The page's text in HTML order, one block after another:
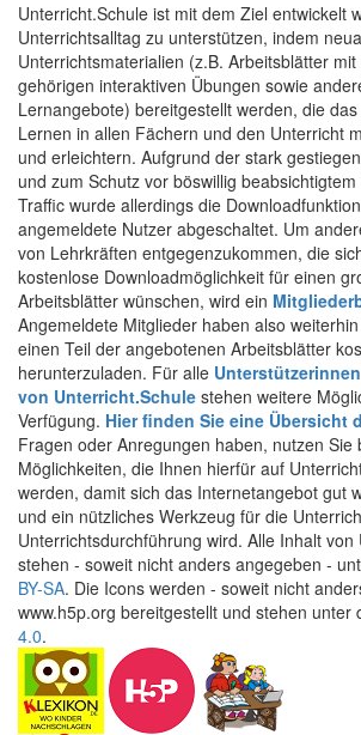
Unterricht.Schule ist mit dem Ziel entwickelt
Unterrichtsalltag zu unterstützen, indem
Unterrichtsmaterialien (z.B. Arbeitsblätter
gehörigen interaktiven Übungen sowie
Lernangebote) bereitgestellt werden, die
Lernen in allen Fächern und den Unterricht
und erleichtern. Aufgrund der stark
und zum Schutz vor böswillig
Traffic wurde allerdings die
angemeldete Nutzer abgeschaltet. Um
von Lehrkräften entgegenzukommen, die
kostenlose Downloadmöglichkeit für einen
Arbeitsblätter wünschen, wird ein
Angemeldete Mitglieder haben also
einen Teil der angebotenen Arbeitsblätter
herunterzuladen. Für alle
von Unterricht.Schule stehen weitere
Verfügung. Hier finden Sie eine Übersicht
Fragen oder Anregungen haben, nutzen Sie
Möglichkeiten, die Ihnen hierfür auf
werden, damit sich das Internetangebot gut
und ein nützliches Werkzeug für die
Unterrichtsdurchführung wird. Alle Inhalt von
stehen - soweit nicht anders angegeben -
BY-SA. Die Icons werden - soweit nicht
www.h5p.org bereitgestellt und stehen unter
4.0.